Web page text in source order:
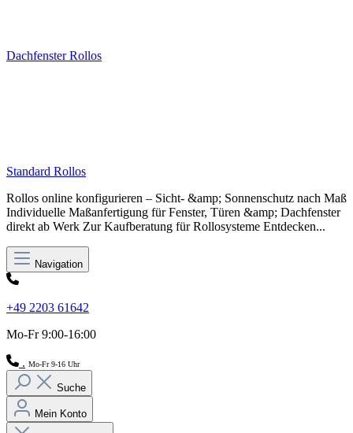
Dachfenster Rollos
Standard Rollos
Rollos online konfigurieren – Sicht- &amp; Sonnenschutz nach Maß
Individuelle Maßanfertigung für Fenster, Türen &amp; Dachfenster
direkt ab Werk Zur Kaufberatung für Rollosysteme Entdecken...
Navigation
+49 2203 61642
Mo-Fr 9:00-16:00
. Mo-Fr 9-16 Uhr
Suche
Mein Konto